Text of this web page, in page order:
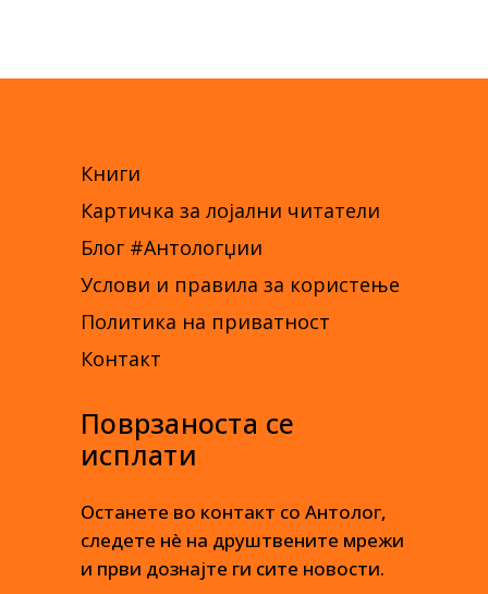
Книги
Картичка за лојални читатели
Блог #Антологџии
Услови и правила за користење
Политика на приватност
Контакт
Поврзаноста се
исплати
Останете во контакт со Антолог,
следете нè на друштвените мрежи
и први дознајте ги сите новости.